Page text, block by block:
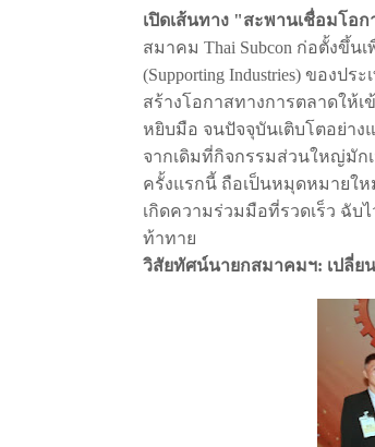
เปิดเส้นทาง"สะพานเชื่อมโอก
สมาคม Thai Subcon ก่อตั้งขึ้นเ
(Supporting Industries) ของประ
สร้างโอกาสทางการตลาดให้
หยิบมือ จนปัจจุบันเติบโตอย่าง
จากเดิมที่กิจกรรมส่วนใหญ่มัก
ครั้งแรกนี้ ถือเป็นหมุดหมายใ
เกิดความร่วมมือที่รวดเร็ว ฉับไ
ท้าทาย
วิสัยทัศน์นายกสมาคมฯ: เปลี่ยน